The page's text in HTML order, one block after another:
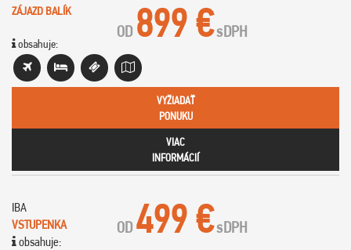
ZÁJAZD BALÍK
obsahuje:
OD 899 €sDPH
VYŽIADAŤ
PONUKU
VIAC
INFORMÁCIÍ
IBA
VSTUPENKA
obsahuje:
OD 499 €sDPH